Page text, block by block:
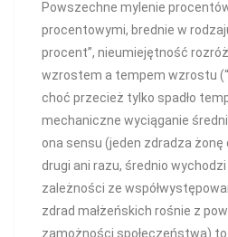
Powszechne mylenie
procentowymi, brednie w
procent”, nieumiejętność
wzrostem a tempem wzrostu
choć przecież tylko spadło
mechaniczne wyciąganie
ona sensu (jeden zdradza żonę
drugi ani razu, średnio
zależności ze
zdrad małżeńskich rośnie z
zamożności społeczeństwa)